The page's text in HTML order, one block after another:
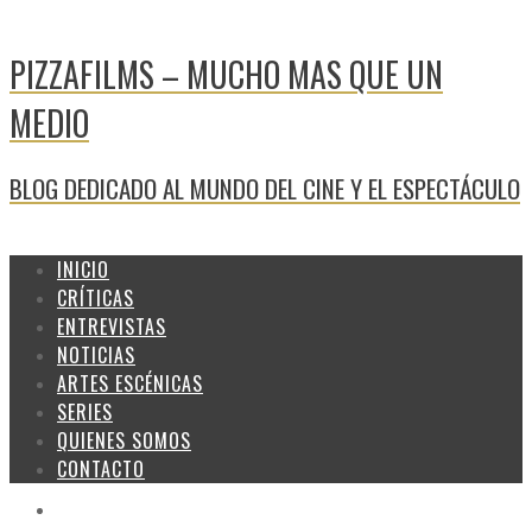
PIZZAFILMS – MUCHO MAS QUE UN
MEDIO
BLOG DEDICADO AL MUNDO DEL CINE Y EL ESPECTÁCULO
INICIO
CRÍTICAS
ENTREVISTAS
NOTICIAS
ARTES ESCÉNICAS
SERIES
QUIENES SOMOS
CONTACTO